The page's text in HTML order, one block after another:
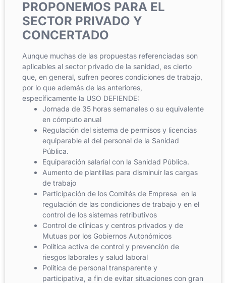
PROPONEMOS PARA EL
SECTOR PRIVADO Y
CONCERTADO
Aunque muchas de las propuestas referenciadas son
aplicables al sector privado de la sanidad, es cierto
que, en general, sufren peores condiciones de trabajo,
por lo que además de las anteriores,
específicamente la USO DEFIENDE:
Jornada de 35 horas semanales o su equivalente
en cómputo anual
Regulación del sistema de permisos y licencias
equiparable al del personal de la Sanidad
Pública.
Equiparación salarial con la Sanidad Pública.
Aumento de plantillas para disminuir las cargas
de trabajo
Participación de los Comités de Empresa en la
regulación de las condiciones de trabajo y en el
control de los sistemas retributivos
Control de clínicas y centros privados y de
Mutuas por los Gobiernos Autonómicos
Política activa de control y prevención de
riesgos laborales y salud laboral
Política de personal transparente y
participativa, a fin de evitar situaciones con gran